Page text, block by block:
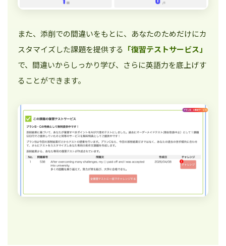
また、添削での間違いをもとに、あなたのためだけにカ
スタマイズした課題を提供する 「復習テストサービス」
で、間違いからしっかり学び、さらに英語力を底上げす
ることができます。